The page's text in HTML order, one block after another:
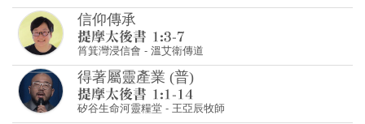
信仰傳承
筲箕灣浸信會 - 溫艾衛傳道
得著屬靈產業 (普)
矽谷生命河靈糧堂 - 王亞辰牧師